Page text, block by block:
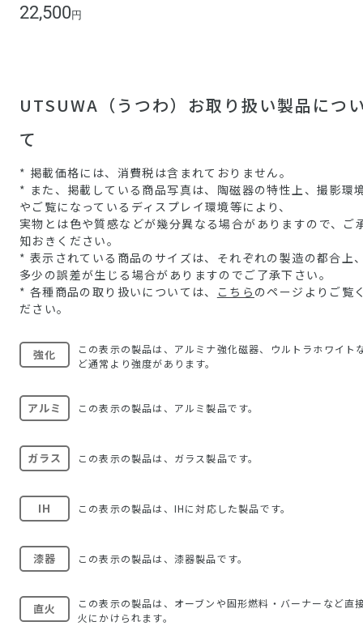
22,500 円
UTSUWA（うつわ）お取り扱い製品につ
て
* 掲載価格には、消費税は含まれておりません。
* また、掲載している商品写真は、陶磁器の特性上、撮影環
やご覧になっているディスプレイ環境等により、
実物とは色や質感などが幾分異なる場合がありますので、ご
知おきください。
* 表示されている商品のサイズは、それぞれの製造の都合上
多少の誤差が生じる場合がありますのでご了承下さい。
* 各種商品の取り扱いについては、
こちら のページよりご覧
ださい。
強化
この表示の製品は、アルミナ強化磁器、ウルトラホワイト
ど通常より強度があります。
アルミ この表示の製品は、アルミ製品です。
ガラス この表示の製品は、ガラス製品です。
IH この表示の製品は、IHに対応した製品です。
漆器 この表示の製品は、漆器製品です。
直火
この表示の製品は、オーブンや固形燃料・バーナーなど直
火にかけられます。